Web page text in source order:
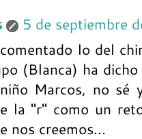
5 de septiembre
lo del
(Blanca) ha
Marcos, no sé
la "r" como un
nos creemos...